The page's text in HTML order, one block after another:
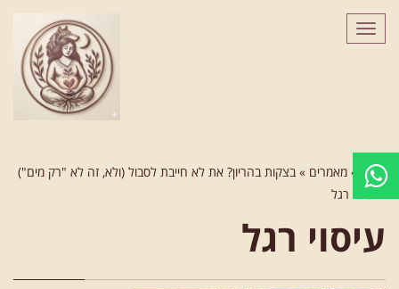
לתוכן
תפריט
ראשי » מאמרים » בצקות בהריון? את לא חייבת לסבול (ולא, זה לא "רק מים")
עיסוי רגל
עיסוי רגל